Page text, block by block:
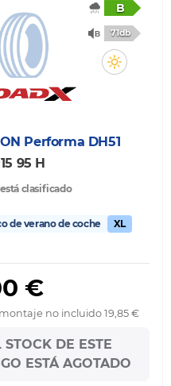
B
71db
Performa DH51
95 H
clasificado
de verano de coche XL
€
no incluido 19,85 €
STOCK DE ESTE
ESTÁ AGOTADO